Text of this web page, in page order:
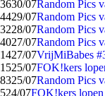
3630/07Random Pics
4429/07Random Pics
3228/07Random Pics
4027/07Random Pics
1427/07VrijMiBabes
1525/07FOK!kers
8325/07Random Pics
524/07FOK!kers lopen